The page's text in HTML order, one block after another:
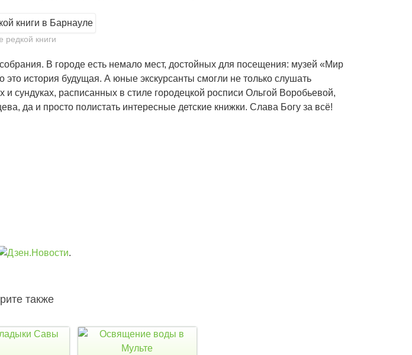
редкой книги
В городе есть немало мест, достойных для посещения: музей «Мир
история будущая. А юные экскурсанты смогли не только слушать
сундуках, расписанных в стиле городецкой росписи Ольгой Воробьевой,
да и просто полистать интересные детские книжки. Слава Богу за всё!
.
также